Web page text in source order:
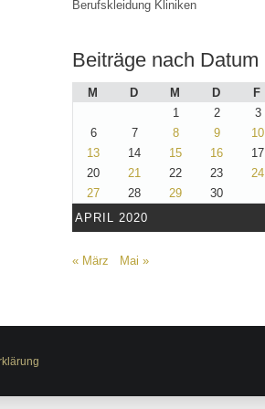
Berufskleidung Kliniken
Beiträge nach Datum
APRIL 2020
M D M D F
1
2 3
6
7 8 9 10
13
14 15 16 17
20
21 22 23 24
27
28 29 30
« März Mai »